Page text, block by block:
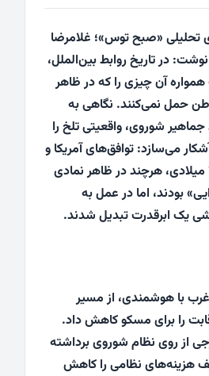
تحلیلی «صبح توس»؛ غلامرضا
در تاریخ روابط بین‌الملل،
آن چیزی را که در ظاهر
حمل نمی‌کنند. نگاهی به
شوروی، واقعیتی تلخ را
می‌سازد: توافق‌های آمریکا و
شوروی در دهه ۱۹۸۰ میلادی، هرچند در ظاهر نمادی
بودند، اما در عمل به
یک ابرقدرت تبدیل شدند.
با هوشمندی، از مسیر
را برای مسکو کاهش داد.
از روی نظام شوروی برداشته
هزینه‌های نظامی را کاهش